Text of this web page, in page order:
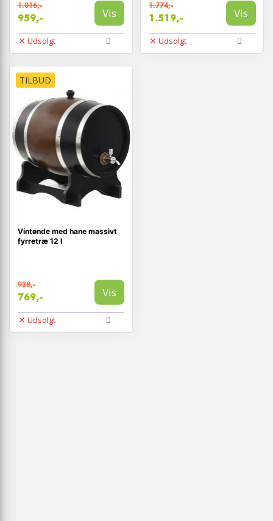
1.016,-
959,- Vis
Udsolgt
1.774,-
1.519,- Vis
Udsolgt
TILBUD
Vintønde med hane massivt
fyrretræ 12 l
928,-
769,- Vis
Udsolgt